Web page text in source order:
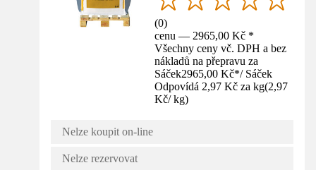
(0)
cenu — 2965,00 Kč *
Všechny ceny vč. DPH a bez
nákladů na přepravu za
Sáček2965,00 Kč*/ Sáček
Odpovídá 2,97 Kč za kg(2,97
Kč/ kg)
Nelze koupit on-line
Nelze rezervovat